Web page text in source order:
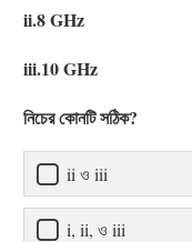
ii.8 GHz
iii.10 GHz
নিচের কোনটি সঠিক?
ii ও iii
i, ii, ও iii